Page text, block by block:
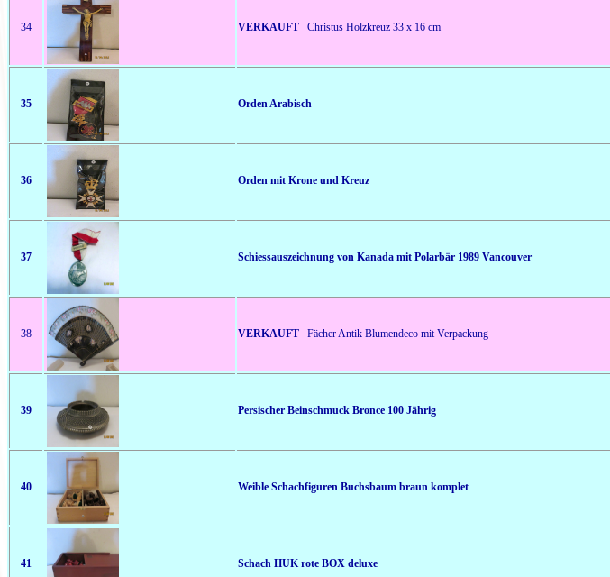
34 VERKAUFT Christus Holzkreuz 33 x 16 cm
35 Orden Arabisch
36 Orden mit Krone und Kreuz
37 Schiessauszeichnung von Kanada mit Polarbär 1989 Vancouver
38 VERKAUFT Fächer Antik Blumendeco mit Verpackung
39 Persischer Beinschmuck Bronce 100 Jährig
40 Weible Schachfiguren Buchsbaum braun komplet
41 Schach HUK rote BOX deluxe